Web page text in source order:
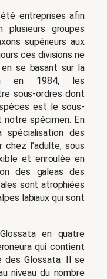
entreprises afin
groupes
supérieurs aux
ces divisions ne
en se basant sur la
en 1984, les
sous-ordres dont
est le sous-
notre spécimen. En
des
l’adulte, sous
et enroulée en
des galeas des
sont atrophiées
labiaux qui sont
en quatre
qui contient
des Glossata. Il se
niveau du nombre